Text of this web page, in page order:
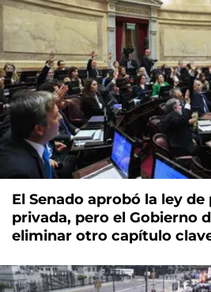
El Senado aprobó la ley
privada, pero el Gobierno
eliminar otro capítulo